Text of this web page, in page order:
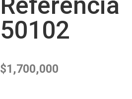
50102
$1,700,000